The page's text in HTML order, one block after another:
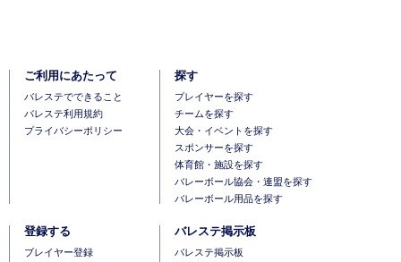
ご利用にあたって
バレステでできること
バレステ利用規約
プライバシーポリシー
探す
プレイヤーを探す
チームを探す
大会・イベントを探す
スポンサーを探す
体育館・施設を探す
バレーボール協会・連盟を探す
バレーボール用品を探す
登録する
ブレイヤー登録
バレステ掲示板
バレステ掲示板